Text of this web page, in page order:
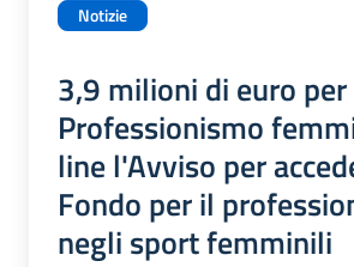
Notizie
3,9 milioni di euro
Professionismo
line l'Avviso per
Fondo per il
negli sport femminili